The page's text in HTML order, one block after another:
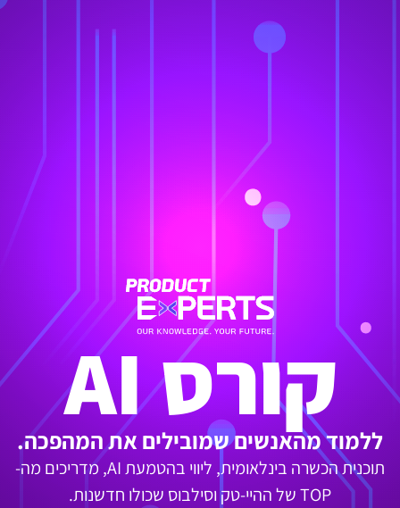
קורס AI
ללמוד מהאנשים שמובילים את המהפכה.
תוכנית הכשרה בינלאומית, ליווי בהטמעת AI, מדריכים מה-
TOP של ההיי-טק וסילבוס שכולו חדשנות.